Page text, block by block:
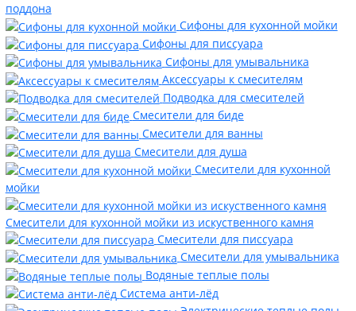
поддона
Сифоны для кухонной мойки
Сифоны для писсуара
Сифоны для умывальника
Аксессуары к смесителям
Подводка для смесителей
Смесители для биде
Смесители для ванны
Смесители для душа
Смесители для кухонной
мойки
Смесители для кухонной мойки из искуственного камня
Смесители для писсуара
Смесители для умывальника
Водяные теплые полы
Система анти-лёд